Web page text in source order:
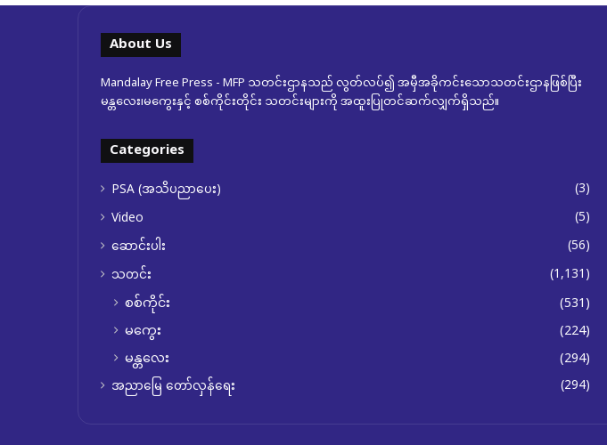
About Us
Mandalay Free Press - MFP သတင်းဌာနသည် လွတ်လပ်၍ အမှီအခိုကင်းသောသတင်းဌာနဖြစ်ပြီး
မန္တလေး၊မကွေးနှင့် စစ်ကိုင်းတိုင်း သတင်းများကို အထူးပြုတင်ဆက်လျှက်ရှိသည်။
Categories
PSA (အသိပညာပေး)
(3)
Video
(5)
ဆောင်းပါး
(56)
သတင်း
(1,131)
စစ်ကိုင်း
(531)
မကွေး
(224)
မန္တလေး
(294)
အညာမြေ တော်လှန်ရေး (294)